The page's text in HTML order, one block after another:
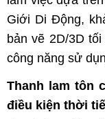
Giới Di Động,
bản vẽ 2D/3D
công năng sử
Thanh lam tôn
điều kiện thời